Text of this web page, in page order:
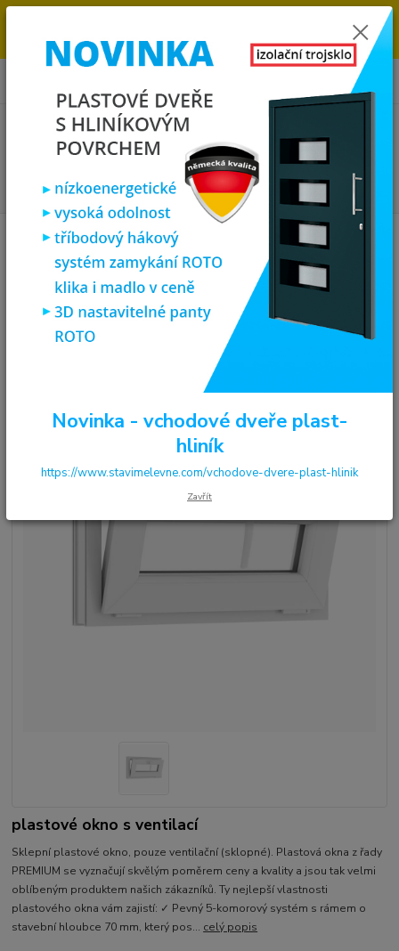
OBJEDNÁVKOU. MÁME 7 000 OKEN A DVEŘÍ SKLADEM U NÁS V
KLATOVECH.
0
0,00 Kč
Plastová okna
plastové okno sklopné 70x50 cm, sklopné, bílé,
PREMIUM 6000
plastové okno sklopné 70x50 cm,
sklopné, bílé, PREMIUM 6000
plastové okno s ventilací
Sklepní plastové okno, pouze ventilační (sklopné). Plastová okna z řady
PREMIUM se vyznačují skvělým poměrem ceny a kvality a jsou tak velmi
oblíbeným produktem našich zákazníků. Ty nejlepší vlastnosti
plastového okna vám zajistí: ✓ Pevný 5-komorový systém s rámem o
stavební hloubce 70 mm, který pos... celý popis
Novinka - vchodové dveře plast-
hliník
https://www.stavimelevne.com/vchodove-dvere-plast-hlinik
Zavřít